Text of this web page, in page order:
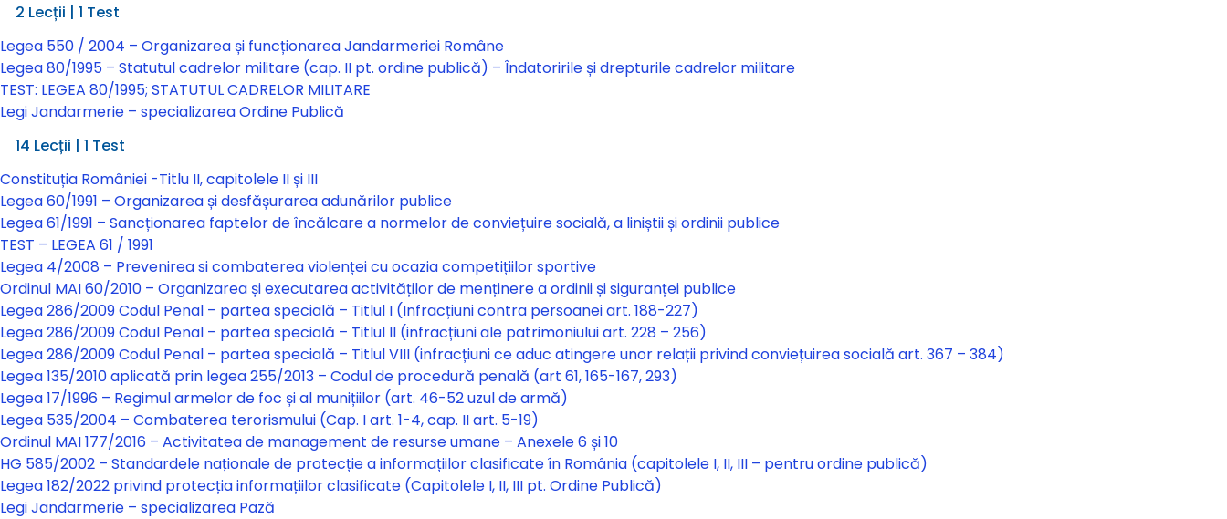
Legi Jandarmerie – trunchi comun
2 Lecții | 1 Test
Legea 550 / 2004 – Organizarea și funcționarea Jandarmeriei Române
Legea 80/1995 – Statutul cadrelor militare (cap. II pt. ordine publică) – Îndatoririle și drepturile cadrelor militare
TEST: LEGEA 80/1995; STATUTUL CADRELOR MILITARE
Legi Jandarmerie – specializarea Ordine Publică
Legi Jandarmerie – specializarea Ordine Publică
14 Lecții | 1 Test
Constituția României -Titlu II, capitolele II și III
Legea 60/1991 – Organizarea și desfășurarea adunărilor publice
Legea 61/1991 – Sancționarea faptelor de încălcare a normelor de conviețuire socială, a liniștii și ordinii publice
TEST – LEGEA 61 / 1991
Legea 4/2008 – Prevenirea si combaterea violenței cu ocazia competițiilor sportive
Ordinul MAI 60/2010 – Organizarea și executarea activităților de menținere a ordinii și siguranței publice
Legea 286/2009 Codul Penal – partea specială – Titlul I (Infracțiuni contra persoanei art. 188-227)
Legea 286/2009 Codul Penal – partea specială – Titlul II (infracțiuni ale patrimoniului art. 228 – 256)
Legea 286/2009 Codul Penal – partea specială – Titlul VIII (infracțiuni ce aduc atingere unor relații privind conviețuirea socială art. 367 – 384)
Legea 135/2010 aplicată prin legea 255/2013 – Codul de procedură penală (art 61, 165-167, 293)
Legea 17/1996 – Regimul armelor de foc și al munițiilor (art. 46-52 uzul de armă)
Legea 535/2004 – Combaterea terorismului (Cap. I art. 1-4, cap. II art. 5-19)
Ordinul MAI 177/2016 – Activitatea de management de resurse umane – Anexele 6 și 10
HG 585/2002 – Standardele naționale de protecție a informațiilor clasificate în România (capitolele I, II, III – pentru ordine publică)
Legea 182/2022 privind protecția informațiilor clasificate (Capitolele I, II, III pt. Ordine Publică)
Legi Jandarmerie – specializarea Pază